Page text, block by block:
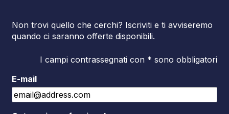
Non trovi quello che cerchi? Iscriviti e ti avviseremo
quando ci saranno offerte disponibili.
I campi contrassegnati con * sono obbligatori
E-mail